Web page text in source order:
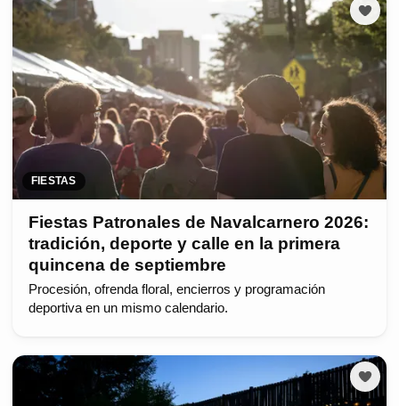
FIESTAS
Fiestas Patronales de Navalcarnero 2026:
tradición, deporte y calle en la primera
quincena de septiembre
Procesión, ofrenda floral, encierros y programación
deportiva en un mismo calendario.